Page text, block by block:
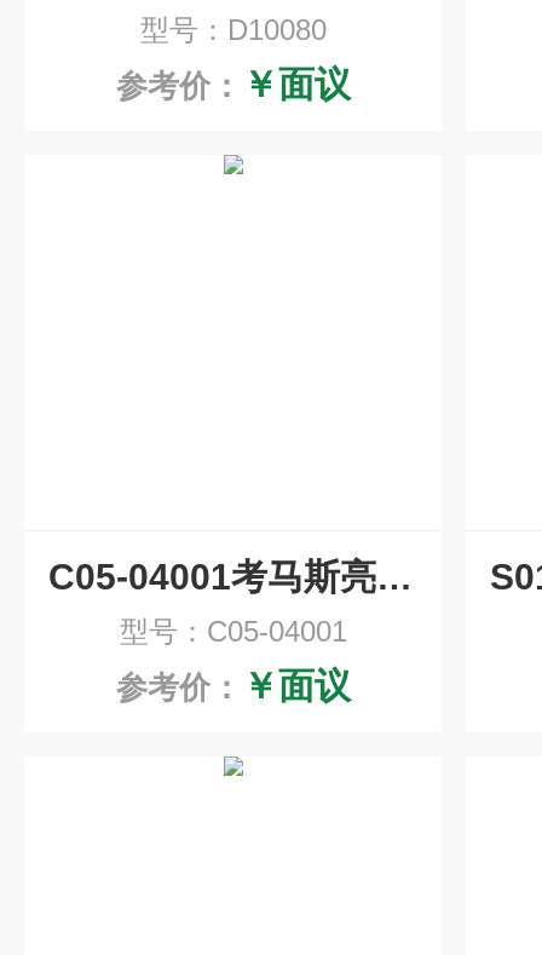
型号：D10080
参考价： ￥面议
C05-04001考马斯亮蓝快速染色液
型号：C05-04001
参考价： ￥面议